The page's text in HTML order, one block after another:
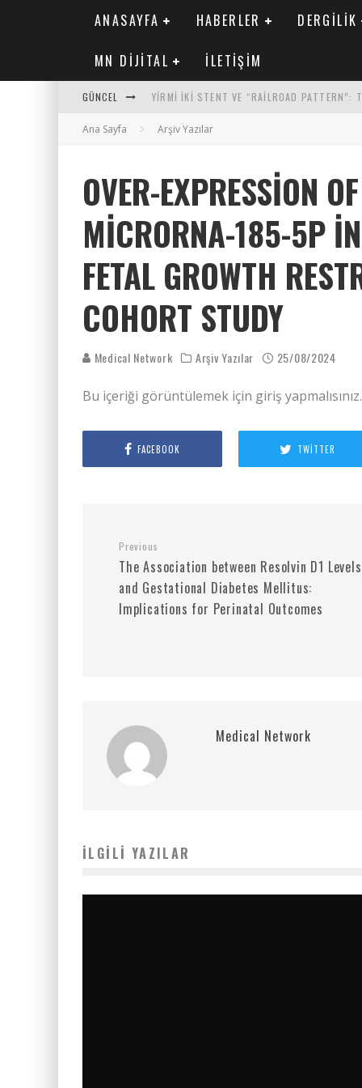
ANASAYFA HABERLER DERGILIK
MN DIJITAL İLETIŞIM
GÜNCEL YIRMI İKI STENT VE “RAILROAD PATTERN”:
SAFEN VEN GREFT HASTALIĞI ILE İLIŞKILI
MN KARDIYOLOJI YIL 33 SAYI 2 2026
Ana Sayfa Arşiv Yazılar
OVER-EXPRESSION
MICRORNA-185-5P
FETAL GROWTH
COHORT STUDY
Medical Network Arşiv Yazılar 25/08/2024
Bu içeriği görüntülemek için giriş
FACEBOOK TWITTER
Previous
The Association between Resolvin D1 Levels
and Gestational Diabetes Mellitus:
Implications for Perinatal Outcomes
Medical Network
İLGILI YAZILAR